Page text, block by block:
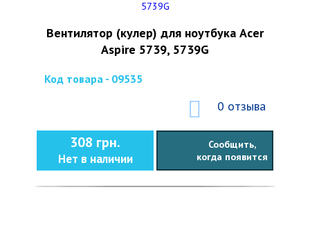
Вентилятор (кулер) для ноутбука Acer
Aspire 5739, 5739G
Код товара - 09535
0 отзыва
308 грн.
Нет в наличии
Сообщить,
когда появится